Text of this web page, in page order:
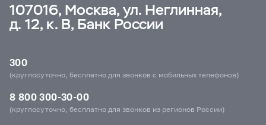
107016, Москва, ул. Неглинная,
д. 12, к. В, Банк России
300
(круглосуточно, бесплатно для звонков с мобильных телефонов)
8 800 300-30-00
(круглосуточно, бесплатно для звонков из регионов России)